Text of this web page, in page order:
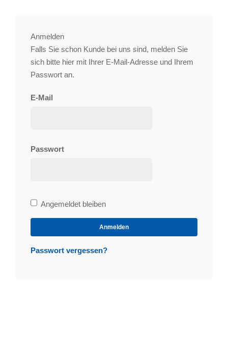
Anmelden
Falls Sie schon Kunde bei uns sind, melden Sie
sich bitte hier mit Ihrer E-Mail-Adresse und Ihrem
Passwort an.
E-Mail
Passwort
Bleibe
angemeldet
Angemeldet bleiben
Anmelden
Passwort vergessen?